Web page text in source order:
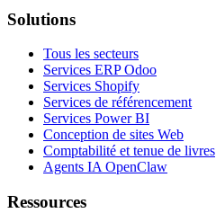
Solutions
Tous les secteurs
Services ERP Odoo
Services Shopify
Services de référencement
Services Power BI
Conception de sites Web
Comptabilité et tenue de livres
Agents IA OpenClaw
Ressources